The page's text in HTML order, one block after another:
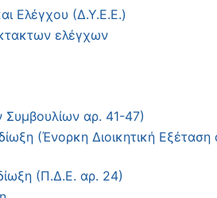
Ελέγχου (Δ.Υ.Ε.Ε.)
ελέγχων
Συμβουλίων αρ. 41-47)
(Ένορκη Διοικητική Εξέταση
(Π.Δ.Ε. αρ. 24)